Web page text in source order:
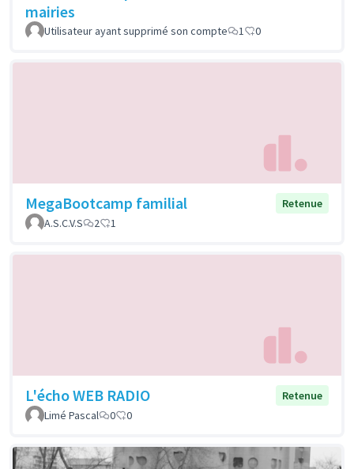
mairies
Utilisateur ayant supprimé son compte 1 0
MegaBootcamp familial
Retenue
A.S.C.V.S
2 1
L'écho WEB RADIO
Retenue
Limé Pascal
0 0